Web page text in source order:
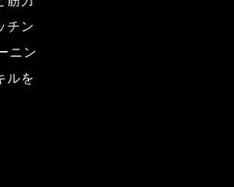
チン
ニン
ルを